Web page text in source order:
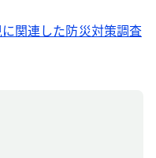
関連した防災対策調査